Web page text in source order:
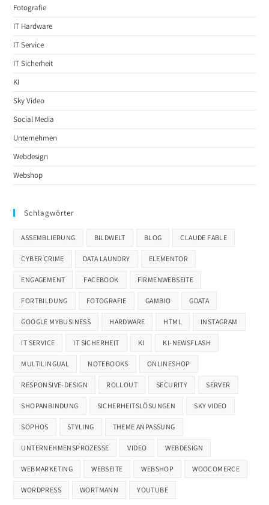
Fotografie
IT Hardware
IT Service
IT Sicherheit
KI
Sky Video
Social Media
Unternehmen
Webdesign
Webshop
Schlagwörter
ASSEMBLIERUNG BILDWELT BLOG CLAUDE FABLE
CYBER CRIME DATA LAUNDRY ELEMENTOR
ENGAGEMENT FACEBOOK FIRMENWEBSEITE
FORTBILDUNG FOTOGRAFIE GAMBIO GDATA
GOOGLE MYBUSINESS HARDWARE HTML INSTAGRAM
IT SERVICE IT SICHERHEIT KI KI-NEWSFLASH
MULTILINGUAL NOTEBOOKS ONLINESHOP
RESPONSIVE-DESIGN ROLLOUT SECURITY SERVER
SHOPANBINDUNG SICHERHEITSLÖSUNGEN SKY VIDEO
SOPHOS STYLING THEME ANPASSUNG
UNTERNEHMENSPROZESSE VIDEO WEBDESIGN
WEBMARKETING WEBSEITE WEBSHOP WOOCOMERCE
WORDPRESS WORTMANN YOUTUBE